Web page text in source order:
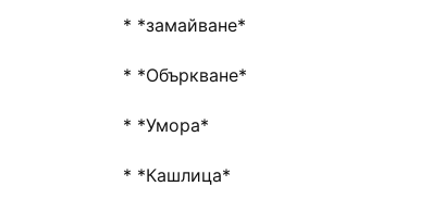
* *замайване*
* *Объркване*
* *Умора*
* *Кашлица*